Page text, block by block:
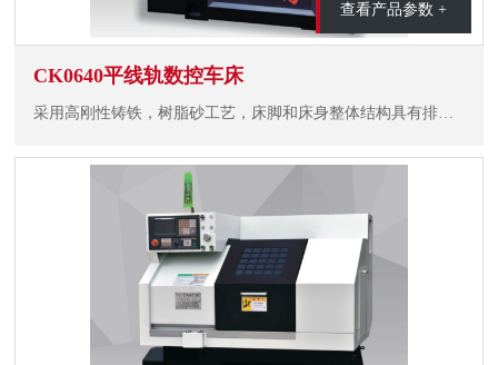
查看产品参数 +
CK0640平线轨数控车床